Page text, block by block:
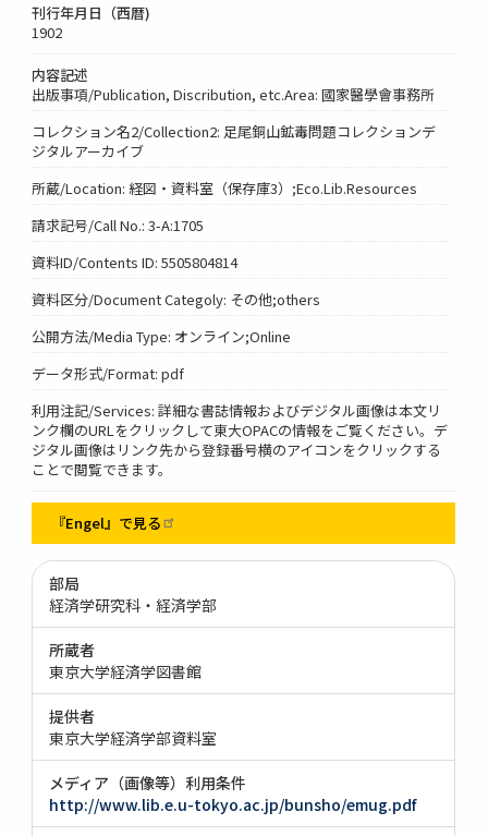
刊行年月日（西暦)
1902
内容記述
出版事項/Publication, Discribution, etc.Area: 國家醫學會事務所
コレクション名2/Collection2: 足尾銅山鉱毒問題コレクションデ
ジタルアーカイブ
所蔵/Location: 経図・資料室（保存庫3）;Eco.Lib.Resources
請求記号/Call No.: 3-A:1705
資料ID/Contents ID: 5505804814
資料区分/Document Categoly: その他;others
公開方法/Media Type: オンライン;Online
データ形式/Format: pdf
利用注記/Services: 詳細な書誌情報およびデジタル画像は本文リ
ンク欄のURLをクリックして東大OPACの情報をご覧ください。デ
ジタル画像はリンク先から登録番号横のアイコンをクリックする
ことで閲覧できます。
『Engel』で見る
部局
経済学研究科・経済学部
所蔵者
東京大学経済学図書館
提供者
東京大学経済学部資料室
メディア（画像等）利用条件
http://www.lib.e.u-tokyo.ac.jp/bunsho/emug.pdf